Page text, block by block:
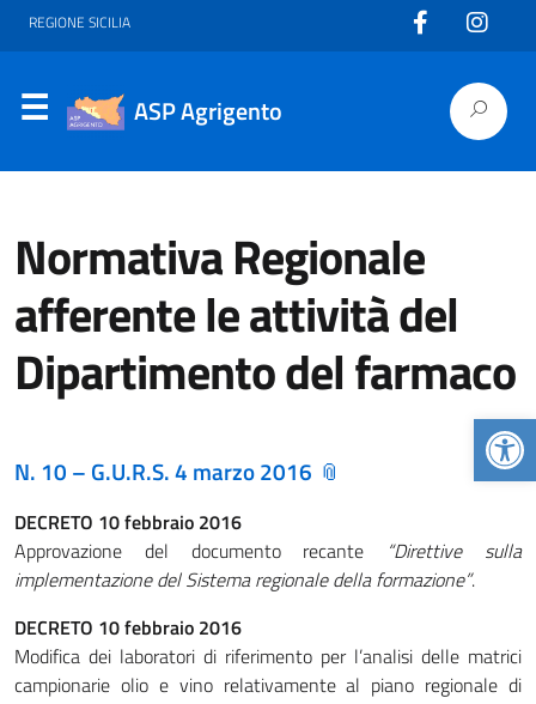
REGIONE SICILIA
ASP Agrigento
Normativa Regionale
afferente le attività del
Dipartimento del farmaco
N. 10 – G.U.R.S. 4 marzo 2016
DECRETO 10 febbraio 2016
Approvazione del documento recante
“Direttive sulla
implementazione del Sistema regionale della formazione”.
DECRETO 10 febbraio 2016
Modifica dei laboratori di riferimento per l’analisi delle matrici
campionarie olio e vino relativamente al piano regionale di